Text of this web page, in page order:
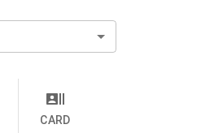
CARD